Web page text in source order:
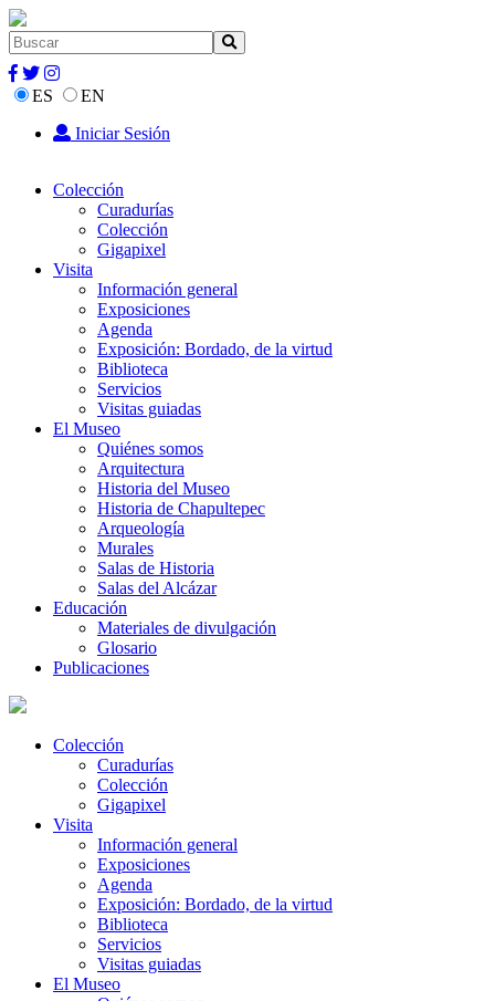
ES
EN
Iniciar Sesión
Colección
Curadurías
Colección
Gigapixel
Visita
Información general
Exposiciones
Agenda
Exposición: Bordado, de la virtud
Biblioteca
Servicios
Visitas guiadas
El Museo
Quiénes somos
Arquitectura
Historia del Museo
Historia de Chapultepec
Arqueología
Murales
Salas de Historia
Salas del Alcázar
Educación
Materiales de divulgación
Glosario
Publicaciones
Colección
Curadurías
Colección
Gigapixel
Visita
Información general
Exposiciones
Agenda
Exposición: Bordado, de la virtud
Biblioteca
Servicios
Visitas guiadas
El Museo